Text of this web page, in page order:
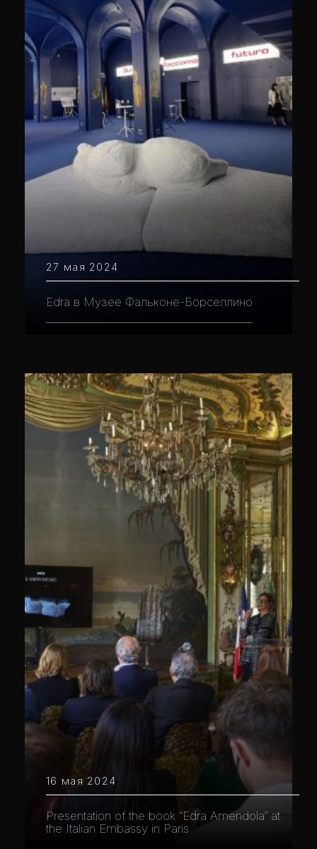
27 мая 2024
Edra в Музее Фальконе-Борселлино
16 мая 2024
Presentation of the book “Edra Amendola” at
the Italian Embassy in Paris